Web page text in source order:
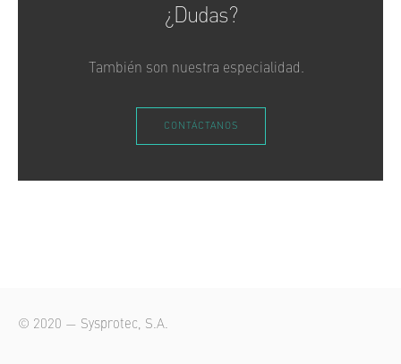
¿Dudas?
También son nuestra especialidad.
CONTÁCTANOS
© 2020 — Sysprotec, S.A.